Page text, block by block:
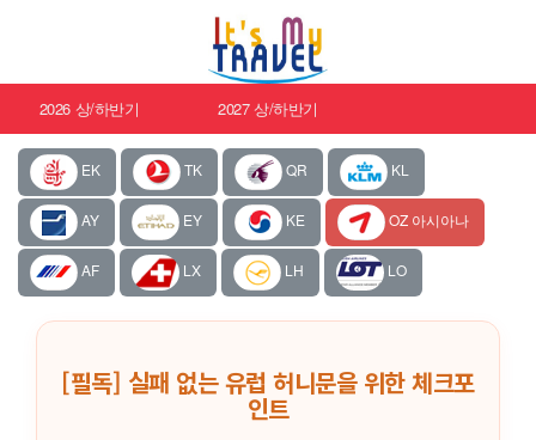
2026 상/하반기 2027 상/하반기
EK TK QR KL
AY EY KE OZ 아시아나
AF LX LH LO
[필독] 실패 없는 유럽 허니문을 위한 체크포
인트